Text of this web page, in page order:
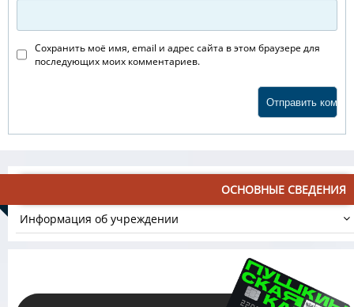
Сохранить моё имя, email и адрес сайта в этом браузере для
последующих моих комментариев.
ОСНОВНЫЕ СВЕДЕНИЯ
Информация об учреждении